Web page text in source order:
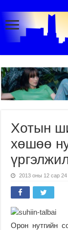
Хотын
хөшөө
2013 оны 12 сар
Орон нутгийн